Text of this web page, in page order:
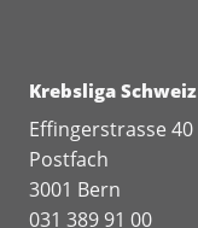
Krebsliga Schweiz
Effingerstrasse 40
Postfach
3001 Bern
031 389 91 00